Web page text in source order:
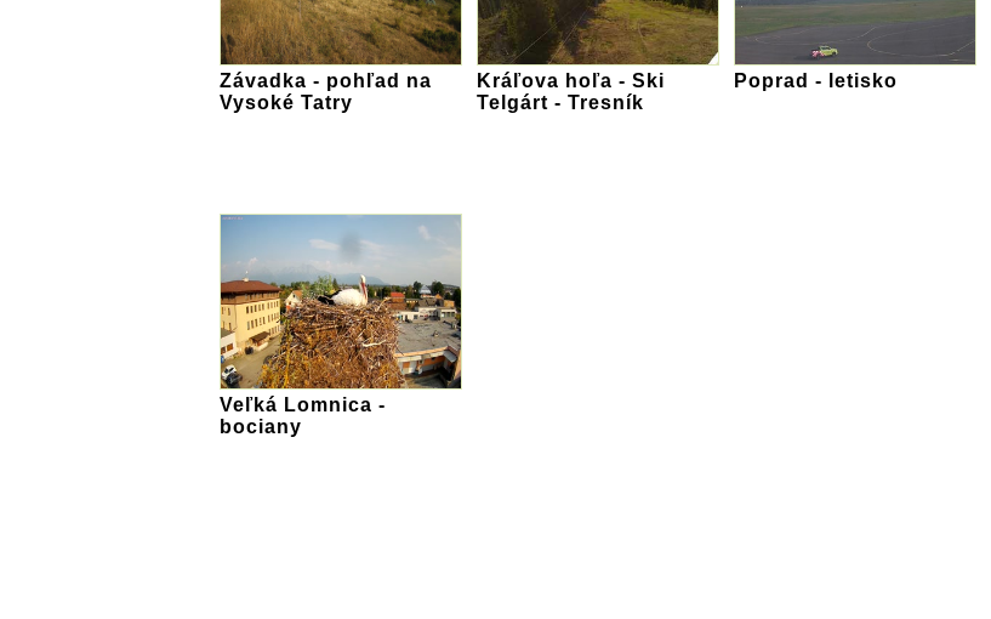
Závadka - pohľad na
Vysoké Tatry
Kráľova hoľa - Ski
Telgárt - Tresník
Poprad - letisko
Veľká Lomnica -
bociany